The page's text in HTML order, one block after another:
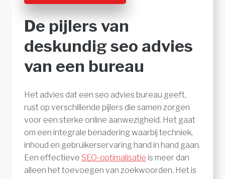
De pijlers van
deskundig seo advies
van een bureau
Het advies dat een seo advies bureau geeft,
rust op verschillende pijlers die samen zorgen
voor een sterke online aanwezigheid. Het gaat
om een integrale benadering waarbij techniek,
inhoud en gebruikerservaring hand in hand gaan.
Een effectieve SEO-optimalisatie is meer dan
alleen het toevoegen van zoekwoorden. Het is